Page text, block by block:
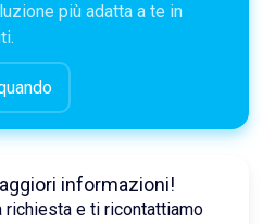
più adatta a te in
informazioni!
richiesta e ti ricontattiamo